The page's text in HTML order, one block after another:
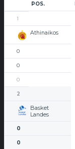
POS.
1
Athinaikos
0
0
0
2
Basket
Landes
0
0